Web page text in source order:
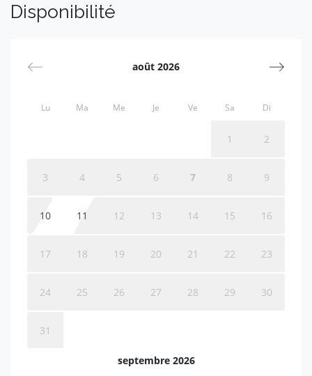
Disponibilité
août 2026
Lu Ma Me Je Ve Sa Di
1 2
3 4 5 6 7 8 9
10 11 12 13 14 15 16
17 18 19 20 21 22 23
24 25 26 27 28 29 30
31
septembre 2026